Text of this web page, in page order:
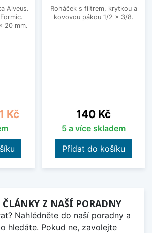
Alveus.
20 mm.
Kč
Roháček s filtrem, krytkou a
kovovou pákou 1/2 x 3/8.
Cena
140 Kč
5 a více skladem
Přidat do košíku
Z NAŠÍ PORADNY
Nahlédněte do naší poradny a
hledáte. Pokud ne, zavolejte